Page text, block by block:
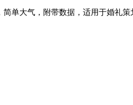
单大气，附带数据，适用于婚礼